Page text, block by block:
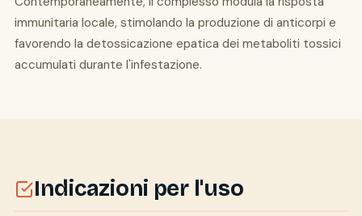
immunitaria locale, stimolando la produzione di anticorpi e
favorendo la detossicazione epatica dei metaboliti tossici
accumulati durante l'infestazione.
Indicazioni per l'uso